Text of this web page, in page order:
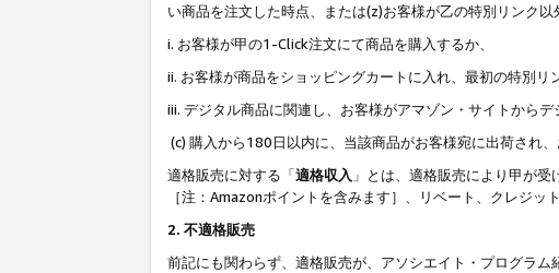
い商品を注文した時点、または(z)お客様が乙の特別リンク
i. お客様が甲の1-Click注文にて商品を購入するか、
ii. お客様が商品をショッピングカートに入れ、最初の特別
iii. デジタル商品に関連し、お客様がアマゾン・サイトから
(c) 購入から180日以内に、当該商品がお客様宛に出荷され
適格販売に対する「適格収入 」とは、適格販売により甲が
［注：Amazonポイントを含みます］、リベート、クレジ
2. 不適格販売
前記にも関わらず、適格販売が、アソシエイト・プログラ